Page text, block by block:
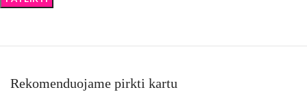
Rekomenduojame pirkti kartu